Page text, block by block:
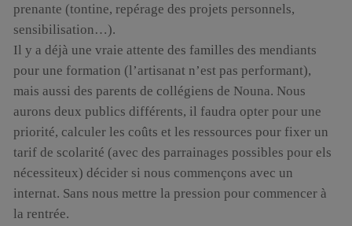
prenante (tontine, repérage des projets personnels,
sensibilisation…).
Il y a déjà une vraie attente des familles des mendiants
pour une formation (l’artisanat n’est pas performant),
mais aussi des parents de collégiens de Nouna. Nous
aurons deux publics différents, il faudra opter pour une
priorité, calculer les coûts et les ressources pour fixer un
tarif de scolarité (avec des parrainages possibles pour els
nécessiteux) décider si nous commençons avec un
internat. Sans nous mettre la pression pour commencer à
la rentrée.